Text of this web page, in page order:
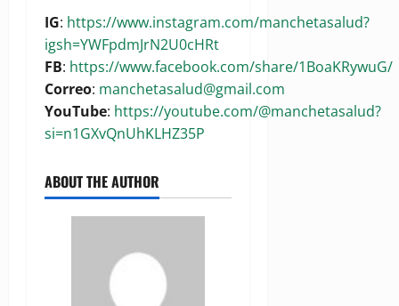
IG: https://www.instagram.com/manchetasalud?
igsh=YWFpdmJrN2U0cHRt
FB: https://www.facebook.com/share/1BoaKRywuG/
Correo: manchetasalud@gmail.com
YouTube: https://youtube.com/@manchetasalud?
si=n1GXvQnUhKLHZ35P
ABOUT THE AUTHOR